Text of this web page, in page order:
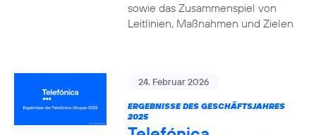
sowie das Zusammenspiel von
Leitlinien, Maßnahmen und Zielen
24. Februar 2026
ERGEBNISSE DES GESCHÄFTSJAHRES
2025